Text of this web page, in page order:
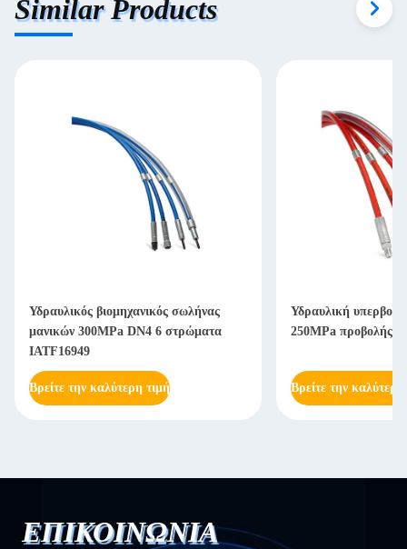
Similar Products
Υδραυλικός βιομηχανικός σωλήνας
μανικών 300MPa DN4 6 στρώματα
IATF16949
Βρείτε την καλύτερη τιμή
Υδραυλική
250MPa προβολής
Βρείτε την καλύτερη
ΕΠΙΚΟΙΝΩΝΙΑ